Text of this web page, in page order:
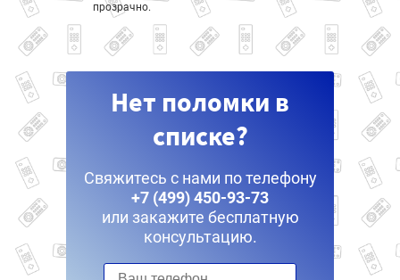
прозрачно.
Нет поломки в
списке?
Свяжитесь с нами по телефону
+7 (499) 450-93-73
или закажите бесплатную
консультацию.